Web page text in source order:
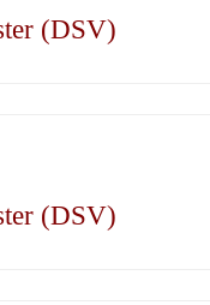
(DSV)
(DSV)